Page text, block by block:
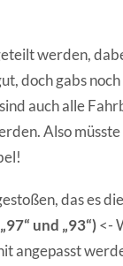
werden,
doch gabs
auch alle
Also
das es
und „93“)<-
angepasst